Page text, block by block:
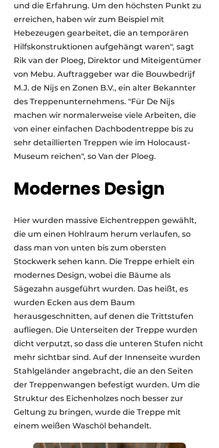
und die Erfahrung. Um den höchsten Punkt zu
erreichen, haben wir zum Beispiel mit
Hebezeugen gearbeitet, die an temporären
Hilfskonstruktionen aufgehängt waren", sagt
Rik van der Ploeg, Direktor und Miteigentümer
von Mebu. Auftraggeber war die Bouwbedrijf
M.J. de Nijs en Zonen B.V., ein alter Bekannter
des Treppenunternehmens. "Für De Nijs
machen wir normalerweise viele Arbeiten, die
von einer einfachen Dachbodentreppe bis zu
sehr detaillierten Treppen wie im Holocaust-
Museum reichen", so Van der Ploeg.
Modernes Design
Hier wurden massive Eichentreppen gewählt,
die um einen Hohlraum herum verlaufen, so
dass man von unten bis zum obersten
Stockwerk sehen kann. Die Treppe erhielt ein
modernes Design, wobei die Bäume als
Sägezahn ausgeführt wurden. Das heißt, es
wurden Ecken aus dem Baum
herausgeschnitten, auf denen die Trittstufen
aufliegen. Die Unterseiten der Treppe wurden
dicht verputzt, so dass die unteren Stufen nicht
mehr sichtbar sind. Auf der Innenseite wurden
Stahlgeländer angebracht, die an den Seiten
der Treppenwangen befestigt wurden. Um die
Struktur des Eichenholzes noch besser zur
Geltung zu bringen, wurde die Treppe mit
einem weißen Waschöl behandelt.